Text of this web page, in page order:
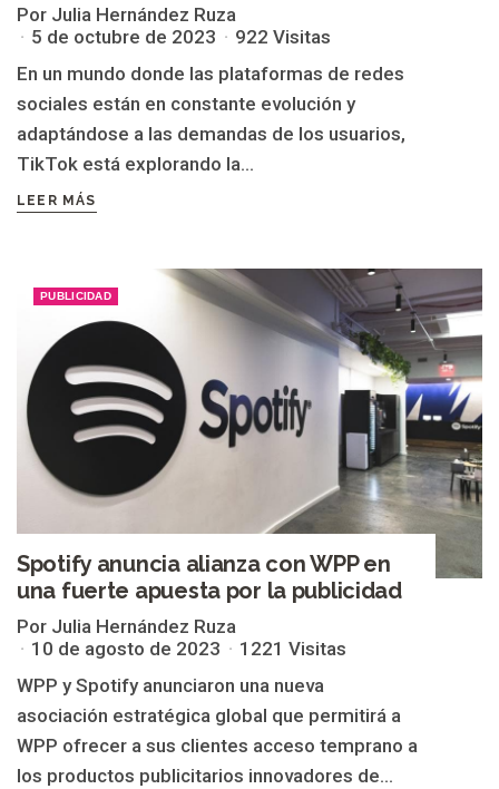
Por Julia Hernández Ruza
5 de octubre de 2023
922 Visitas
En un mundo donde las plataformas de redes
sociales están en constante evolución y
adaptándose a las demandas de los usuarios,
TikTok está explorando la...
LEER MÁS
PUBLICIDAD
Spotify anuncia alianza con WPP en
una fuerte apuesta por la publicidad
Por Julia Hernández Ruza
10 de agosto de 2023
1221 Visitas
WPP y Spotify anunciaron una nueva
asociación estratégica global que permitirá a
WPP ofrecer a sus clientes acceso temprano a
los productos publicitarios innovadores de...